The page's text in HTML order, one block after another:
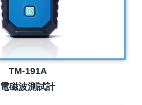
TM-191A
電磁波測試計